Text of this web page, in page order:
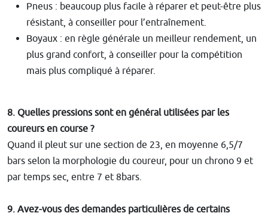
Pneus : beaucoup plus facile à réparer et peut-être plus
résistant, à conseiller pour l’entraînement.
Boyaux : en règle générale un meilleur rendement, un
plus grand confort, à conseiller pour la compétition
mais plus compliqué à réparer.
8. Quelles pressions sont en général utilisées par les
coureurs en course ?
Quand il pleut sur une section de 23, en moyenne 6,5/7
bars selon la morphologie du coureur, pour un chrono 9 et
par temps sec, entre 7 et 8bars.
9. Avez-vous des demandes particulières de certains